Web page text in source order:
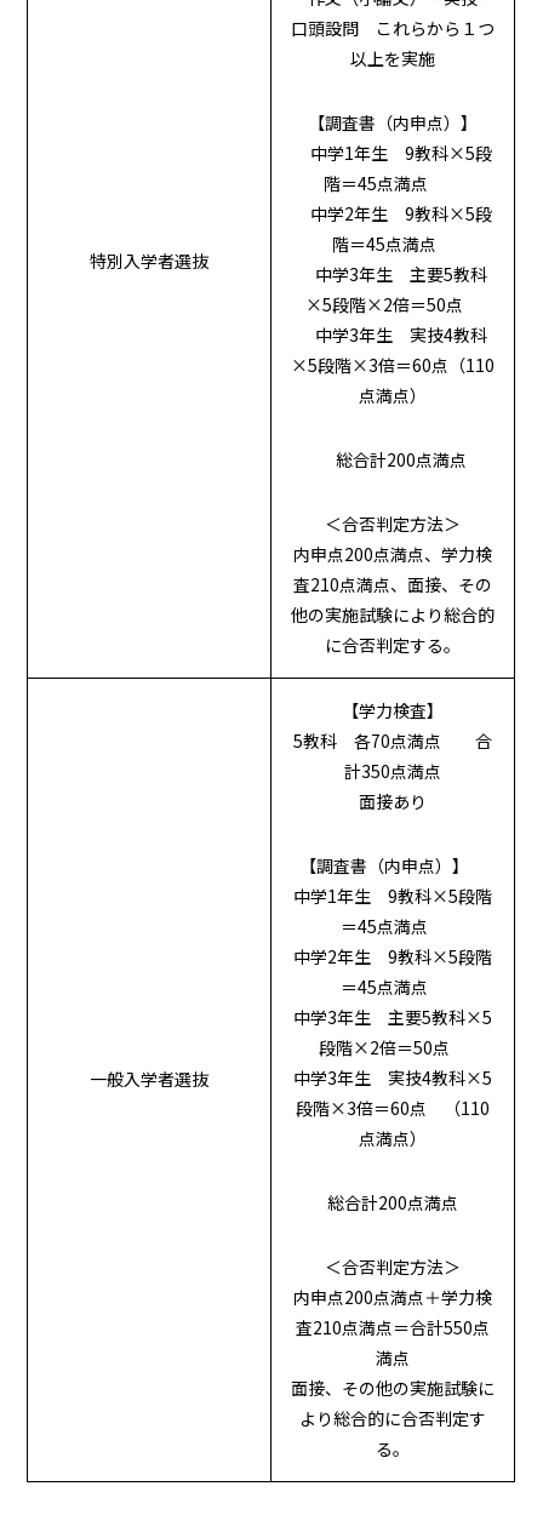
特別入学者選抜
口頭設問 これらから１つ
以上を実施
【調査書（内申点）】
中学1年生 9教科×5段
階＝45点満点
中学2年生 9教科×5段
階＝45点満点
中学3年生 主要5教科
×5段階×2倍＝50点
中学3年生 実技4教科
×5段階×3倍＝60点（110
点満点）
総合計200点満点
＜合否判定方法＞
内申点200点満点、学力検
査210点満点、面接、その
他の実施試験により総合的
に合否判定する。
一般入学者選抜
【学力検査】
5教科 各70点満点 合
計350点満点
面接あり
【調査書（内申点）】
中学1年生 9教科×5段階
＝45点満点
中学2年生 9教科×5段階
＝45点満点
中学3年生 主要5教科×5
段階×2倍＝50点
中学3年生 実技4教科×5
段階×3倍＝60点 （110
点満点）
総合計200点満点
＜合否判定方法＞
内申点200点満点＋学力検
査210点満点＝合計550点
満点
面接、その他の実施試験に
より総合的に合否判定す
る。